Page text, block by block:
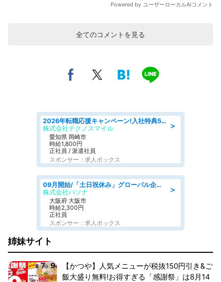
全てのコメントを見る
＞
2026年転職応援キャンペーン!入社特典58万円/デンソーで働こう!自動車工場で小型部品の検査業務 denso aichi
株式会社テクノスマイル
愛知県 岡崎市
時給1,800円
正社員 / 派遣社員
スポンサー：求人ボックス
＞
09月開始/「土日祝休み」グローバル企業での産業保健のお仕事/保健師/高時給/残業なし/服装自由
株式会社パソナ
大阪府 大阪市
時給2,300円
正社員
スポンサー：求人ボックス
姉妹サイト
【かつや】人気メニューが税抜150円引き&ご
飯大盛り無料!お得すぎる「感謝祭」は8月14